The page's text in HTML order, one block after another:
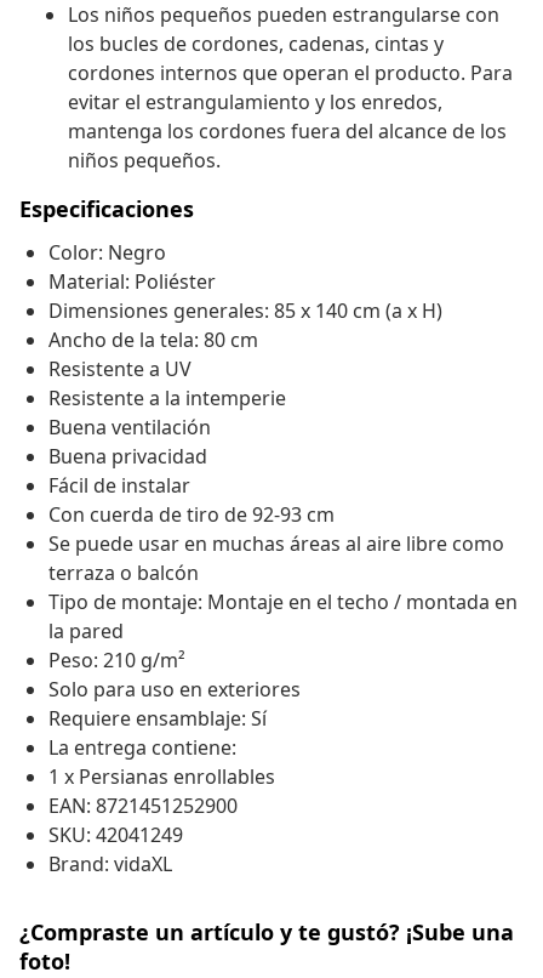
Los niños pequeños pueden estrangularse con
los bucles de cordones, cadenas, cintas y
cordones internos que operan el producto. Para
evitar el estrangulamiento y los enredos,
mantenga los cordones fuera del alcance de los
niños pequeños.
Especificaciones
Color: Negro
Material: Poliéster
Dimensiones generales: 85 x 140 cm (a x H)
Ancho de la tela: 80 cm
Resistente a UV
Resistente a la intemperie
Buena ventilación
Buena privacidad
Fácil de instalar
Con cuerda de tiro de 92-93 cm
Se puede usar en muchas áreas al aire libre como
terraza o balcón
Tipo de montaje: Montaje en el techo / montada en
la pared
Peso: 210 g/m²
Solo para uso en exteriores
Requiere ensamblaje: Sí
La entrega contiene:
1 x Persianas enrollables
EAN: 8721451252900
SKU: 42041249
Brand: vidaXL
¿Compraste un artículo y te gustó? ¡Sube una
foto!